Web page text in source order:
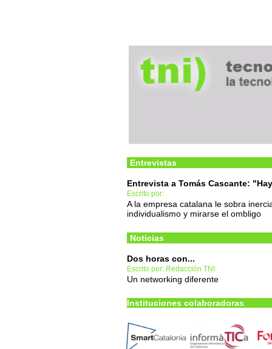
Entrevistas
Entrevista a Tomás Cascante:
Escrito por:
A la empresa catalana le sobra
individualismo y mirarse el ombligo
Noticias
Dos horas con...
Escrito por: Redacción TNI
Un networking diferente
Instituciones colaboradoras